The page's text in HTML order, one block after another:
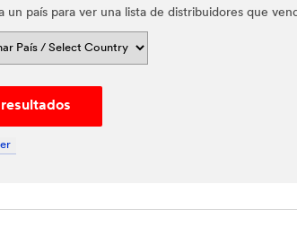
un país para ver una lista de distribuidores que